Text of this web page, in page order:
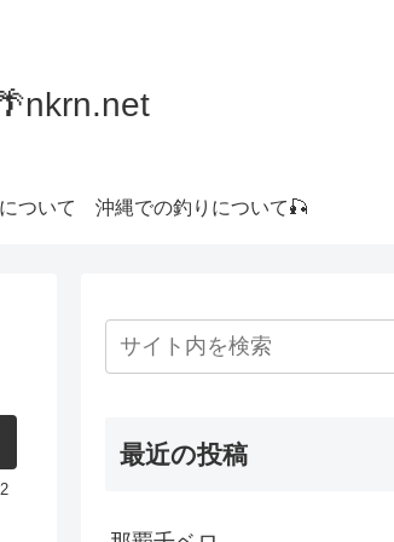
ついて 沖縄での釣りについて🎣
最近の投稿